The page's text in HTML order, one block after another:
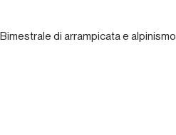
Bimestrale di arrampicata e alpinismo